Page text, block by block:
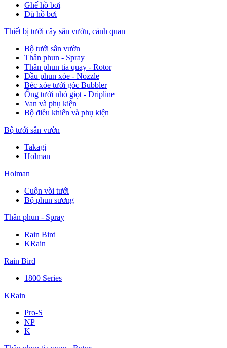
Ghế hồ bơi
Dù hồ bơi
Thiết bị tưới cây sân vườn, cảnh quan
Bộ tưới sân vườn
Thân phun - Spray
Thân phun tia quay - Rotor
Đầu phun xòe - Nozzle
Béc xòe tưới góc Bubbler
Ống tưới nhỏ giọt - Dripline
Van và phụ kiện
Bộ điều khiển và phụ kiện
Bộ tưới sân vườn
Takagi
Holman
Holman
Cuộn vòi tưới
Bộ phun sương
Thân phun - Spray
Rain Bird
KRain
Rain Bird
1800 Series
KRain
Pro-S
NP
K